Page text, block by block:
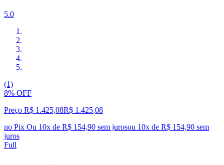
5.0
(1)
8% OFF
Preço R$ 1.425,08R$ 1.425,08
no Pix Ou 10x de R$ 154,90 sem jurosou 10x de R$ 154,90 sem
juros
Full